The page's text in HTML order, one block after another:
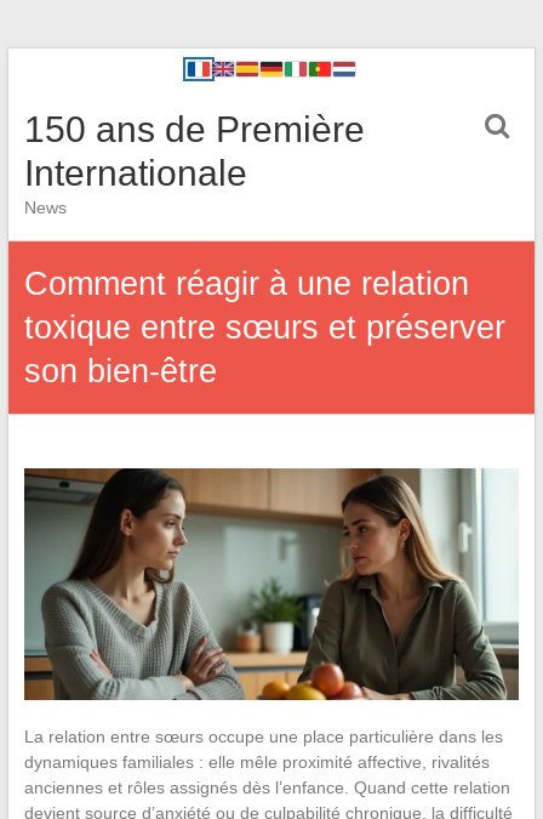
150 ans de Première
Internationale
News
Comment réagir à une relation
toxique entre sœurs et préserver
son bien-être
La relation entre sœurs occupe une place particulière dans les
dynamiques familiales : elle mêle proximité affective, rivalités
anciennes et rôles assignés dès l’enfance. Quand cette relation
devient source d’anxiété ou de culpabilité chronique, la difficulté